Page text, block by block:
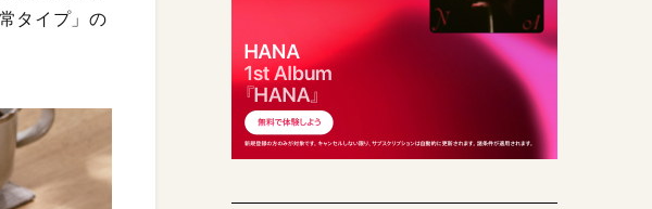
タイプ」の